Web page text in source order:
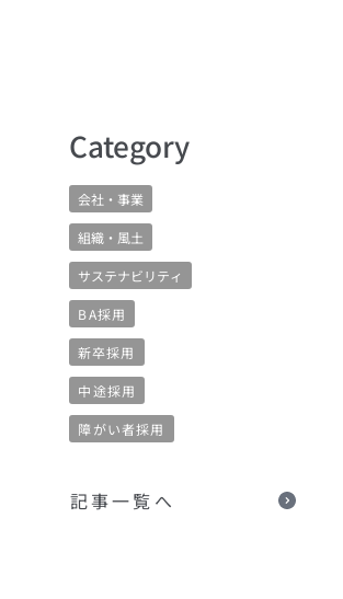
​Category
会社・事業
組織・風土
サステナビリティ
BA採用
新卒採用
中途採用
障がい者採用
記事一覧へ